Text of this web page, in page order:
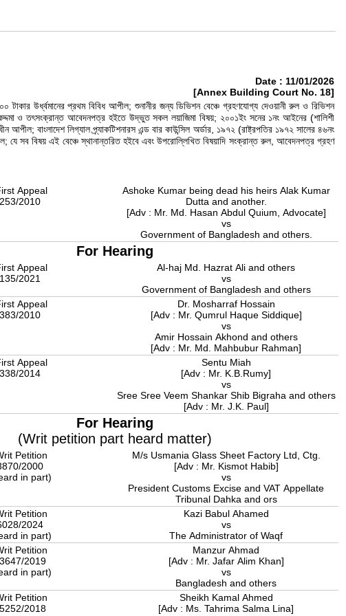
Date : 11/01/2026
[Annex Building Court No. 18]
উর্ধ্বমানের প্রথম বিবিধ আপীল; শুনানীর জন্য ডিভিশন বেঞ্চে গ্রহণযোগ্য দেওয়ানী রুল ও রিভিশন
ও তৎসংক্রান্ত আবেদনপত্র হইতে উদ্ভুত সকল লয়াজিমা বিষয়; ২০০১ইং সনের ১নং আইনের (শালিশী
লিগ্যাল প্র্যাকটিশনারস এন্ড বার কাউন্সিল অর্ডার, ১৯৭২ (রাষ্ট্রপতির ১৯৭২ সালের ৪৬নং
সব বিষয় এই বেঞ্চে স্থানান্তরিত হইবে এবং উপরোল্লিখিত বিষয়াদি সংক্রান্ত রুল, আবেদনপত্র গ্রহণ
Appeal
253/2010
Ashoke Kumar being dead his heirs Alak Kumar
Dutta and another.
[Adv : Mr. Md. Hasan Abdul Quium, Advocate]
vs
Government of Bangladesh and others.
For Hearing
Appeal
135/2021
Al-haj Md. Hazrat Ali and others
vs
Government of Bangladesh and others
Appeal
383/2010
Dr. Mosharraf Hossain
[Adv : Mr. Qumrul Haque Siddique]
vs
Amir Hossain Akhond and others
[Adv : Mr. Md. Mahbubur Rahman]
Appeal
338/2014
Sentu Miah
[Adv : Mr. K.B.Rumy]
vs
Sree Sree Veem Shankar Shib Bigraha and others
[Adv : Mr. J.K. Paul]
For Hearing
(Writ petition part heard matter)
Petition
2000
in part)
M/s Usmania Glass Sheet Factory Ltd, Ctg.
[Adv : Mr. Kismot Habib]
vs
President Customs Excise and VAT Appellate
Tribunal Dahka and ors
Petition
2024
in part)
Kazi Babul Ahamed
vs
The Administrator of Waqf
Petition
2019
in part)
Manzur Ahmad
[Adv : Mr. Jafar Alim Khan]
vs
Bangladesh and others
Petition
2018
Sheikh Kamal Ahmed
[Adv : Ms. Tahrima Salma Lina]